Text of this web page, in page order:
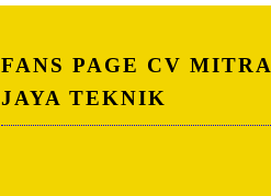
FANS PAGE CV MITRA
JAYA TEKNIK